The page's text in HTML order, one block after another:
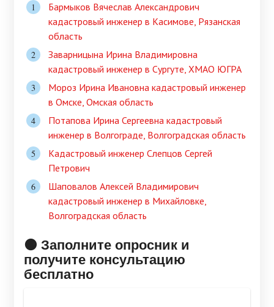
Бармыков Вячеслав Александрович
кадастровый инженер в Касимове, Рязанская
область
Заварницына Ирина Владимировна
кадастровый инженер в Сургуте, ХМАО ЮГРА
Мороз Ирина Ивановна кадастровый инженер
в Омске, Омская область
Потапова Ирина Сергеевна кадастровый
инженер в Волгограде, Волгоградская область
Кадастровый инженер Слепцов Сергей
Петрович
Шаповалов Алексей Владимирович
кадастровый инженер в Михайловке,
Волгоградская область
🟠 Заполните опросник и
получите консультацию
бесплатно